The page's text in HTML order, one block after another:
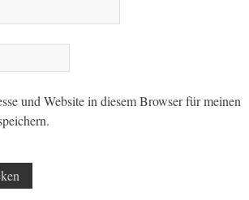
und Website in diesem Browser für meinen